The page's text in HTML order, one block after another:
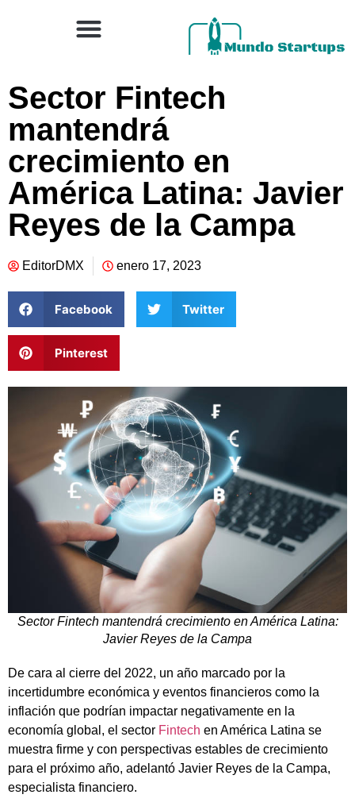
Sector Fintech
mantendrá
crecimiento en
América Latina: Javier
Reyes de la Campa
EditorDMX enero 17, 2023
Facebook Twitter
Pinterest
Sector Fintech mantendrá crecimiento en América Latina:
Javier Reyes de la Campa
De cara al cierre del 2022, un año marcado por la
incertidumbre económica y eventos financieros como la
inflación que podrían impactar negativamente en la
economía global, el sector Fintech en América Latina se
muestra firme y con perspectivas estables de crecimiento
para el próximo año, adelantó Javier Reyes de la Campa,
especialista financiero.